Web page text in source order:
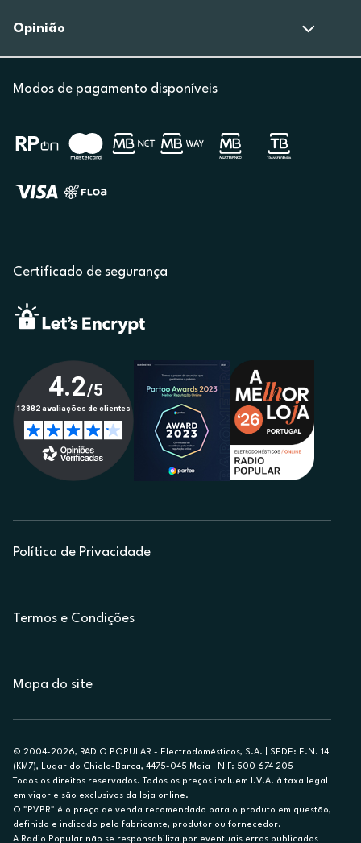
Opinião
Modos de pagamento disponíveis
Certificado de segurança
Política de Privacidade
Termos e Condições
Mapa do site
© 2004-2026, RADIO POPULAR - Electrodomésticos, S.A. | SEDE: E.N. 14
(KM7), Lugar do Chiolo-Barca, 4475-045 Maia | NIF: 500 674 205
Todos os direitos reservados. Todos os preços incluem I.V.A. à taxa legal
em vigor e são exclusivos da loja online.
O "PVPR" é o preço de venda recomendado para o produto em questão,
definido e indicado pelo fabricante, produtor ou fornecedor.
A Radio Popular não se responsabiliza por eventuais erros publicados